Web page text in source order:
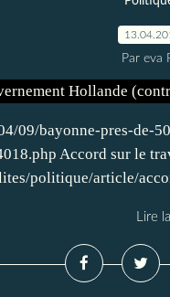
Par eva
09/bayonne-pres-de-
Accord sur le
politique/article/
Lire